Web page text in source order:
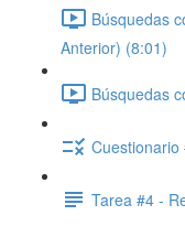
Búsquedas
Anterior) (8:01)
Búsquedas
Cuestionario
Tarea #4 -